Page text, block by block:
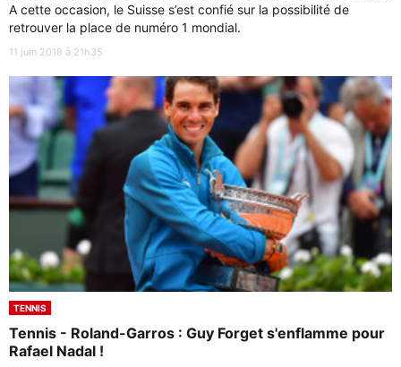
A cette occasion, le Suisse s’est confié sur la possibilité de
retrouver la place de numéro 1 mondial.
11 juin 2018 à 21h35
TENNIS
Tennis - Roland-Garros : Guy Forget s'enflamme pour
Rafael Nadal !